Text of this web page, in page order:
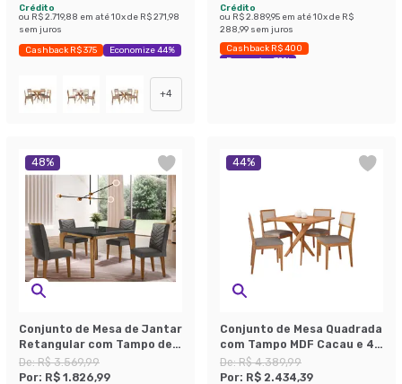
Crédito
ou R$ 2.719,88 em até10x de R$ 271,98
sem juros
Cashback R$ 375 Economize 44%
+4
Crédito
ou R$ 2.889,95 em até10x de R$
288,99 sem juros
Cashback R$ 400
Economize 39%
48%
Conjunto de Mesa de Jantar
Retangular com Tampo de
Vidro e 4 Cadeiras Turquesa
Veludo Grafite e Imbuia
De:R$ 3.569,99
Por: R$ 1.826,99
44%
Conjunto de Mesa Quadrada
com Tampo MDF Cacau e 4
Cadeiras Encanto Linho
Bege e Cinamomo
De:R$ 4.389,99
Por: R$ 2.434,39